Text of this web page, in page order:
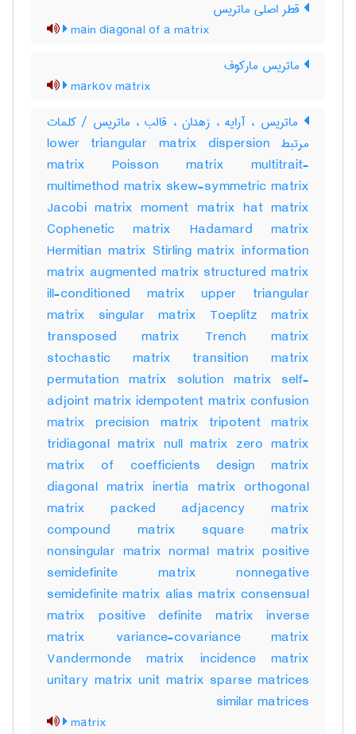
قطر اصلی ماتریس
main diagonal of a matrix
ماتریس مارکوف
markov matrix
ماتریس ، آرایه ، زهدان ، قالب ، ماتریس / کلمات
مرتبط lower triangular matrix dispersion
matrix Poisson matrix multitrait-
multimethod matrix skew-symmetric matrix
Jacobi matrix moment matrix hat matrix
Cophenetic matrix Hadamard matrix
Hermitian matrix Stirling matrix information
matrix augmented matrix structured matrix
ill-conditioned matrix upper triangular
matrix singular matrix Toeplitz matrix
transposed matrix Trench matrix
stochastic matrix transition matrix
permutation matrix solution matrix self-
adjoint matrix idempotent matrix confusion
matrix precision matrix tripotent matrix
tridiagonal matrix null matrix zero matrix
matrix of coefficients design matrix
diagonal matrix inertia matrix orthogonal
matrix packed adjacency matrix
compound matrix square matrix
nonsingular matrix normal matrix positive
semidefinite matrix nonnegative
semidefinite matrix alias matrix consensual
matrix positive definite matrix inverse
matrix variance-covariance matrix
Vandermonde matrix incidence matrix
unitary matrix unit matrix sparse matrices
similar matrices
matrix